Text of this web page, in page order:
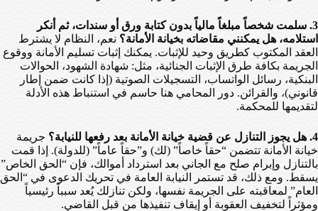
3. سلمت شخصاً مبلغاً مالياً بدون كتابة ورق أو سندات، ثم أنكر
استلامه، هل يمكنني مقاضاته بخيانة الأمانة؟ نعم، النظام لا يشترط
العقد المكتوب كطريق وحيد للإثبات. يمكنك إثبات تسليم الأمانة ووقوع
الجريمة بكافة طرق الإثبات الجنائية، مثل: شهادة الشهود، الحوالات
البنكية، رسائل الواتساب، التسجيلات الصوتية (إذا كانت ضمن إطار
قانوني)، والقرائن. دور المحامي هنا حاسم في استنباط هذه الأدلة
لتقديمها للمحكمة.
4. هل يجوز التنازل عن قضية خيانة الأمانة بعد رفعها للنيابة؟
جريمة
خيانة الأمانة تتضمن “حقاً خاصاً” (لك) و”حقاً عاماً” (للدولة). إذا قمت
بالتنازل وإبرام صلح مع الجاني بعد استرداد أموالك، فإن “الحق الخاص”
يسقط. ومع ذلك، قد تستمر النيابة العامة في تحريك الدعوى في “الحق
العام” لمعاقبته على الجريمة نفسها، ولكن تنازلك يُعد سبباً رئيسياً
ومؤثراً لتخفيف العقوبة أو إيقاف تنفيذها من قبل القاضي.